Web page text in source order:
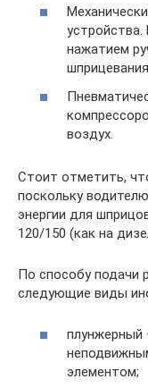
устройства.
нажатием
воздух.
Стоит отметить,
поскольку
энергии для
120/150 (как на
По способу подачи
следующие виды
элементом;